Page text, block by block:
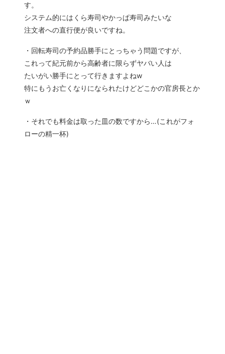
す。
システム的にはくら寿司やかっぱ寿司みたいな
注文者への直行便が良いですね。
・回転寿司の予約品勝手にとっちゃう問題ですが、
これって紀元前から高齢者に限らずヤバい人は
たいがい勝手にとって行きますよねw
特にもうお亡くなりになられたけどどこかの官房長とか
ｗ
・それでも料金は取った皿の数ですから…(これがフォ
ローの精一杯)